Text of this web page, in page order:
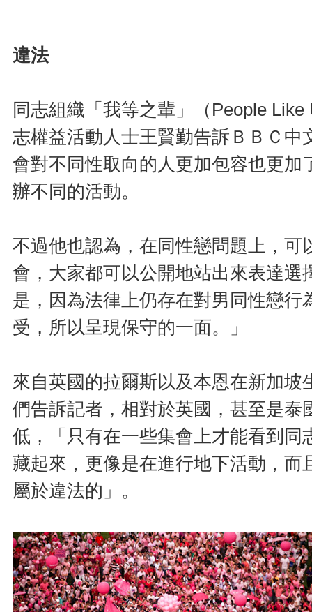
違法
同志組織「我等之輩」（People
志權益活動人士王賢勤告訴ＢＢＣ中
會對不同性取向的人更加包容也更加
辦不同的活動。
不過他也認為，在同性戀問題上，
會，大家都可以公開地站出來表達
是，因為法律上仍存在對男同性戀
受，所以呈現保守的一面。」
來自英國的拉爾斯以及本恩在新加
們告訴記者，相對於英國，甚至是
低，「只有在一些集會上才能看到
藏起來，更像是在進行地下活動，
屬於違法的」。